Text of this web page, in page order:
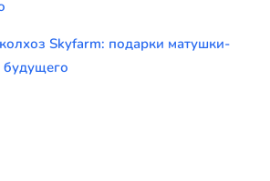
Skyfarm: подарки матушки-